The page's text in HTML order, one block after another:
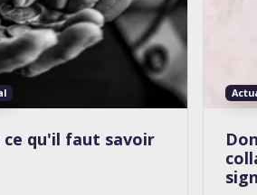
qu'il faut savoir